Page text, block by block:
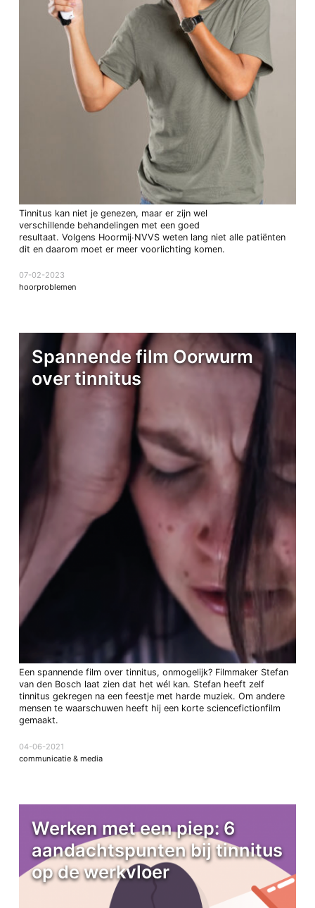
Tinnitus kan niet je genezen, maar er zijn wel
verschillende behandelingen met een goed
resultaat. Volgens Hoormij∙NVVS weten lang niet alle patiënten
dit en daarom moet er meer voorlichting komen.
07-02-2023
hoorproblemen
Spannende film Oorwurm
over tinnitus
Een spannende film over tinnitus, onmogelijk? Filmmaker Stefan
van den Bosch laat zien dat het wél kan. Stefan heeft zelf
tinnitus gekregen na een feestje met harde muziek. Om andere
mensen te waarschuwen heeft hij een korte sciencefictionfilm
gemaakt.
04-06-2021
communicatie & media
Werken met een piep: 6
aandachtspunten bij tinnitus
op de werkvloer